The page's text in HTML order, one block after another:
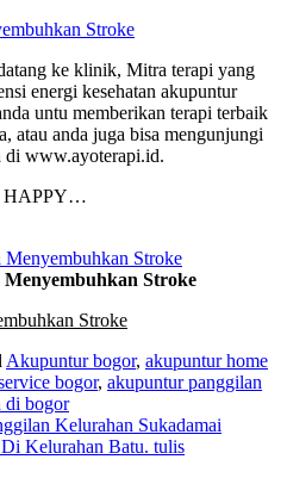
ke klinik, Mitra terapi yang
energi kesehatan akupuntur
untu memberikan terapi terbaik
atau anda juga bisa mengunjungi
di www.ayoterapi.id.
HAPPY…
Stroke
Stroke
Akupuntur bogor, akupuntur home
bogor, akupuntur panggilan
di bogor
Kelurahan Sukadamai
Kelurahan Batu. tulis